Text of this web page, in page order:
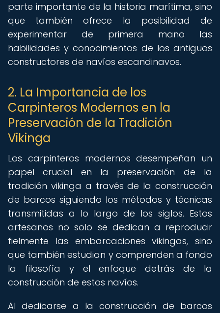
parte importante de la historia marítima, sino
que también ofrece la posibilidad de
experimentar de primera mano las
habilidades y conocimientos de los antiguos
constructores de navíos escandinavos.
2. La Importancia de los
Carpinteros Modernos en la
Preservación de la Tradición
Vikinga
Los carpinteros modernos desempeñan un
papel crucial en la preservación de la
tradición vikinga a través de la construcción
de barcos siguiendo los métodos y técnicas
transmitidas a lo largo de los siglos. Estos
artesanos no solo se dedican a reproducir
fielmente las embarcaciones vikingas, sino
que también estudian y comprenden a fondo
la filosofía y el enfoque detrás de la
construcción de estos navíos.
Al dedicarse a la construcción de barcos